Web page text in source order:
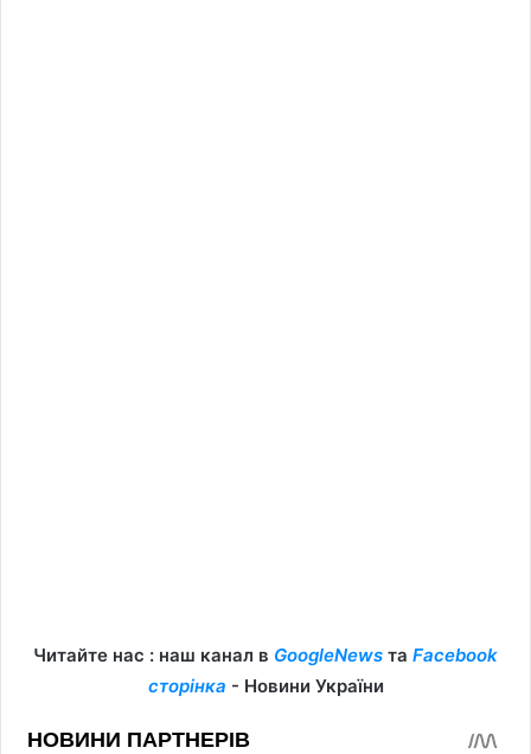
Читайте нас : наш канал в GoogleNews та Facebook
сторінка - Новини України